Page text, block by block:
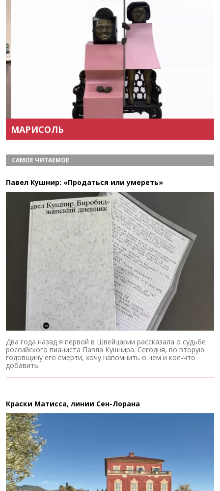
МАРИСОЛЬ
САМОЕ ЧИТАЕМОЕ
Павел Кушнир: «Продаться или умереть»
Два года назад я первой в Швейцарии рассказала о судьбе
российского пианиста Павла Кушнира. Сегодня, во вторую
годовщину его смерти, хочу напомнить о нем и кое-что
добавить.
Краски Матисса, линии Сен-Лорана